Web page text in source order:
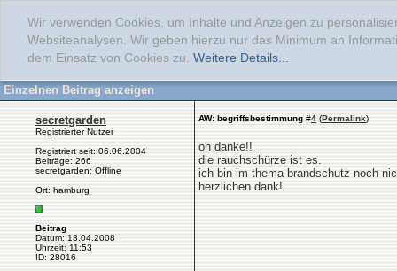
Wir verwenden Cookies, um Inhalte und Anzeigen zu
Websiteanalysen. Wir geben hierzu nur das Minimum an
dem Einsatz von Cookies zu. Weitere Details...
Einzelnen Beitrag anzeigen
secretgarden
Registrierter Nutzer
Registriert seit: 06.06.2004
Beiträge: 266
secretgarden: Offline
Ort: hamburg
Beitrag
Datum: 13.04.2008
Uhrzeit: 11:53
ID: 28016
AW: begriffsbestimmung #4 (Permalink)
oh danke!!
die rauchschürze ist es.
ich bin im thema brandschutz noch
herzlichen dank!